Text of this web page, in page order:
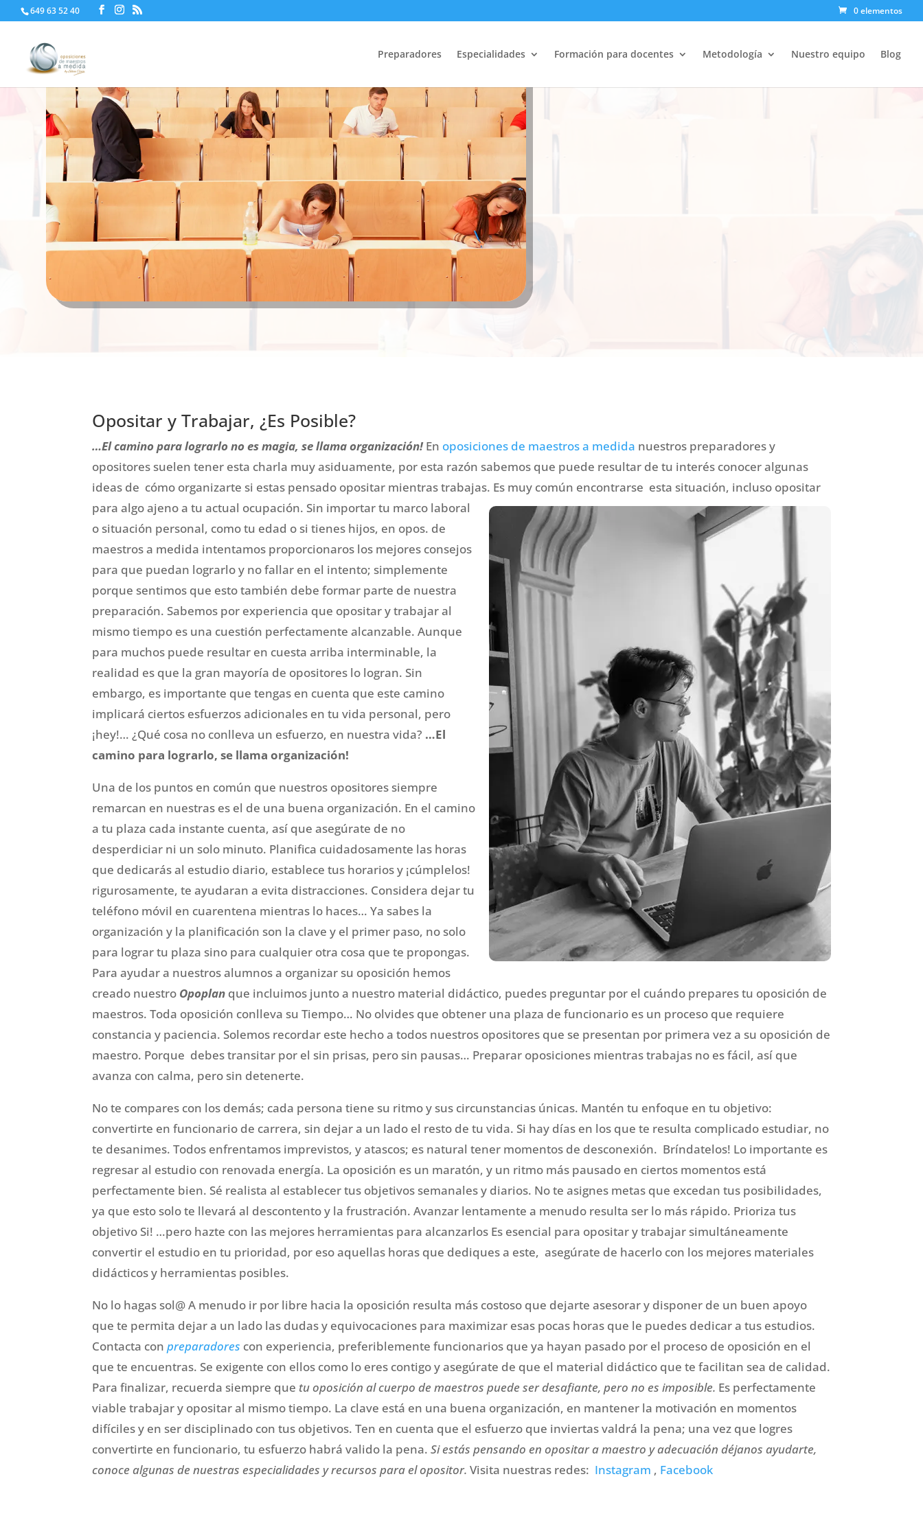
649 63 52 40 0 elementos
Preparadores Especialidades Formación para docentes Metodología Nuestro equipo Blog
OPOSITAR y TRABAJAR, es posible?
Opositar y Trabajar, ¿Es Posible?
…El camino para lograrlo no es magia, se llama organización!En oposiciones de maestros a medida nuestros preparadores y
opositores suelen tener esta charla muy asiduamente, por esta razón sabemos que puede resultar de tu interés conocer algunas
ideas de cómo organizarte si estas pensado opositar mientras trabajas. Es muy común encontrarse esta situación, incluso opositar
para algo ajeno a tu actual ocupación. Sin importar tu marco laboral
o situación personal, como tu edad o si tienes hijos, en opos. de
maestros a medida intentamos proporcionaros los mejores consejos
para que puedan lograrlo y no fallar en el intento; simplemente
porque sentimos que esto también debe formar parte de nuestra
preparación. Sabemos por experiencia que opositar y trabajar al
mismo tiempo es una cuestión perfectamente alcanzable. Aunque
para muchos puede resultar en cuesta arriba interminable, la
realidad es que la gran mayoría de opositores lo logran. Sin
embargo, es importante que tengas en cuenta que este camino
implicará ciertos esfuerzos adicionales en tu vida personal, pero
¡hey!… ¿Qué cosa no conlleva un esfuerzo, en nuestra vida? …El
camino para lograrlo, se llama organización!
Una de los puntos en común que nuestros opositores siempre
remarcan en nuestras es el de una buena organización. En el camino
a tu plaza cada instante cuenta, así que asegúrate de no
desperdiciar ni un solo minuto. Planifica cuidadosamente las horas
que dedicarás al estudio diario, establece tus horarios y ¡cúmplelos!
rigurosamente, te ayudaran a evita distracciones. Considera dejar tu
teléfono móvil en cuarentena mientras lo haces… Ya sabes la
organización y la planificación son la clave y el primer paso, no solo
para lograr tu plaza sino para cualquier otra cosa que te propongas.
Para ayudar a nuestros alumnos a organizar su oposición hemos
creado nuestro Opoplan que incluimos junto a nuestro material didáctico, puedes preguntar por el cuándo prepares tu oposición de
maestros. Toda oposición conlleva su Tiempo… No olvides que obtener una plaza de funcionario es un proceso que requiere
constancia y paciencia. Solemos recordar este hecho a todos nuestros opositores que se presentan por primera vez a su oposición de
maestro. Porque debes transitar por el sin prisas, pero sin pausas… Preparar oposiciones mientras trabajas no es fácil, así que
avanza con calma, pero sin detenerte.
No te compares con los demás; cada persona tiene su ritmo y sus circunstancias únicas. Mantén tu enfoque en tu objetivo:
convertirte en funcionario de carrera, sin dejar a un lado el resto de tu vida. Si hay días en los que te resulta complicado estudiar, no
te desanimes. Todos enfrentamos imprevistos, y atascos; es natural tener momentos de desconexión. Bríndatelos! Lo importante es
regresar al estudio con renovada energía. La oposición es un maratón, y un ritmo más pausado en ciertos momentos está
perfectamente bien. Sé realista al establecer tus objetivos semanales y diarios. No te asignes metas que excedan tus posibilidades,
ya que esto solo te llevará al descontento y la frustración. Avanzar lentamente a menudo resulta ser lo más rápido. Prioriza tus
objetivo Si! …pero hazte con las mejores herramientas para alcanzarlos Es esencial para opositar y trabajar simultáneamente
convertir el estudio en tu prioridad, por eso aquellas horas que dediques a este, asegúrate de hacerlo con los mejores materiales
didácticos y herramientas posibles.
No lo hagas sol@ A menudo ir por libre hacia la oposición resulta más costoso que dejarte asesorar y disponer de un buen apoyo
que te permita dejar a un lado las dudas y equivocaciones para maximizar esas pocas horas que le puedes dedicar a tus estudios.
Contacta conpreparadores con experiencia, preferiblemente funcionarios que ya hayan pasado por el proceso de oposición en el
que te encuentras. Se exigente con ellos como lo eres contigo y asegúrate de que el material didáctico que te facilitan sea de calidad.
Para finalizar, recuerda siempre que tu oposición al cuerpo de maestros puede ser desafiante, pero no es imposible. Es perfectamente
viable trabajar y opositar al mismo tiempo. La clave está en una buena organización, en mantener la motivación en momentos
difíciles y en ser disciplinado con tus objetivos. Ten en cuenta que el esfuerzo que inviertas valdrá la pena; una vez que logres
convertirte en funcionario, tu esfuerzo habrá valido la pena.Si estás pensando en opositar a maestro y adecuación déjanos ayudarte,
conoce algunas de nuestras especialidades y recursos para el opositor.Visita nuestras redes: Instagram , Facebook